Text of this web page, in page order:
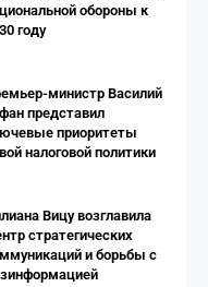
обороны к
году
министр Василий
представил
приоритеты
налоговой политики
Вицу возглавила
стратегических
и борьбы с